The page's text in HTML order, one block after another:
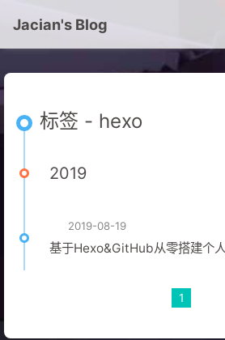
Jacian's Blog
标签 - hexo
2019
2019-08-19
基于Hexo&GitHub从零搭建个
1